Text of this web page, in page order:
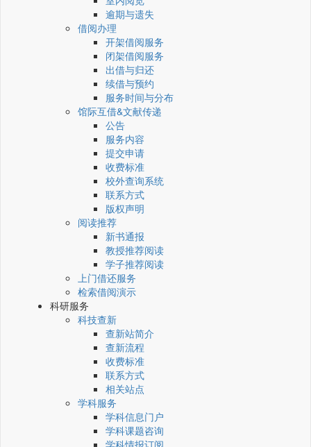
逾期与遗失
借阅办理
开架借阅服务
闭架借阅服务
出借与归还
续借与预约
服务时间与分布
馆际互借&文献传递
公告
服务内容
提交申请
收费标准
校外查询系统
联系方式
版权声明
阅读推荐
新书通报
教授推荐阅读
学子推荐阅读
上门借还服务
检索借阅演示
科研服务
科技查新
查新站简介
查新流程
收费标准
联系方式
相关站点
学科服务
学科信息门户
学科课题咨询